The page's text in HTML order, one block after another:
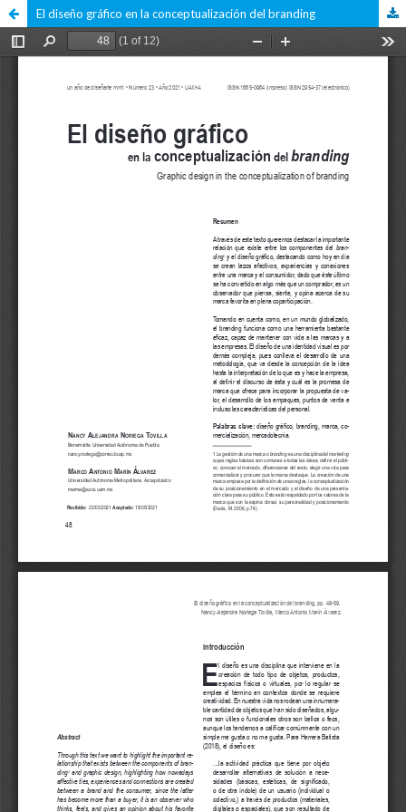
El diseño gráfico en la conceptualización del branding